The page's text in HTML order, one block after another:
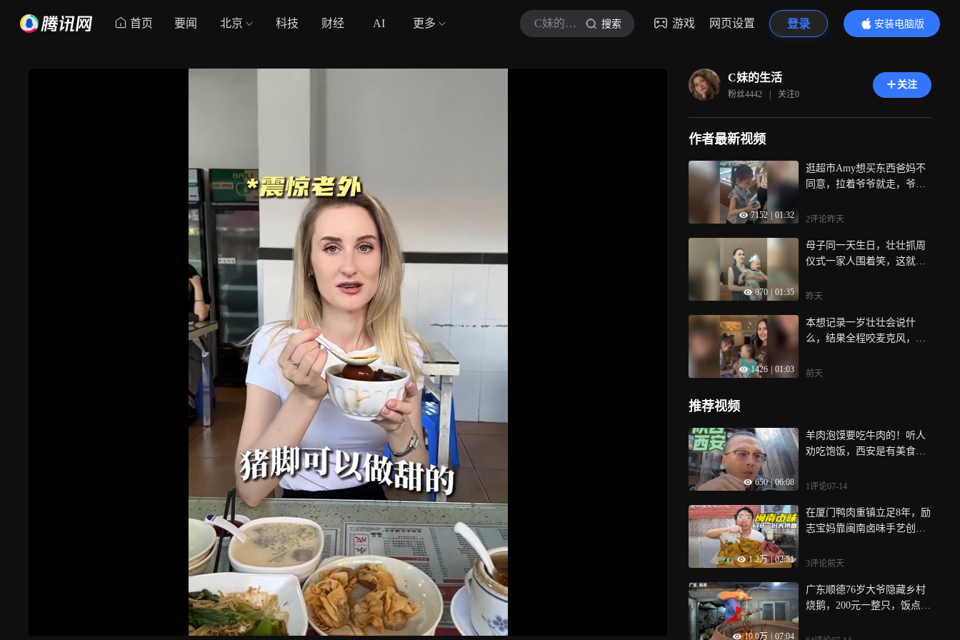
首页 要闻 北京 科技 财经 AI 更多 C妹的生活 搜索 游戏 网页设置 登录
安装电脑版
内容更精彩
C妹的生活
粉丝4442 | 关注0
关注
作者最新视频
7152 01:32
逛超市Amy想买东西爸妈不
同意，拉着爷爷就走，爷爷
2评论昨天
870 01:35
母子同一天生日，壮壮抓周
仪式一家人围着笑，这就是
昨天
1426 01:03
本想记录一岁壮壮会说什
么，结果全程咬麦克风，牙
前天
推荐视频
650 | 06:08
羊肉泡馍要吃牛肉的！听人
劝吃饱饭，西安是有美食
吃
1评论07-14
1.2万 | 02:51
在厦门鸭肉重镇立足8年，励
志宝妈靠闽南卤味手艺创
盘
3评论前天
19.0万 07:04
广东顺德76岁大爷隐藏乡村
烧鹅，200元一整只，饭点一